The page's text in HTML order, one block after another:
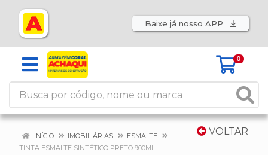
Baixe já nosso APP
0
VOLTAR
INÍCIO IMOBILIÁRIAS
ESMALTE
TINTA ESMALTE SINTÉTICO PRETO 900ML